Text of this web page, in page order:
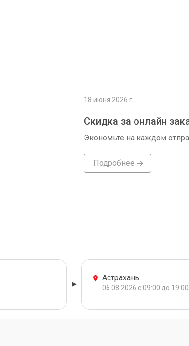
18 июня 2026 г.
Скидка за онлайн
Экономьте на каждом
Подробнее
Астрахань
06.08.2026 с 09:00 до 19:00